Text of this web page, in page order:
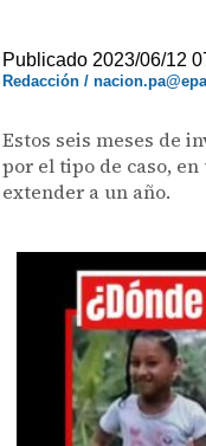
Publicado 2023/06/12
Redacción /
Estos seis meses de
por el tipo de caso,
extender a un año.